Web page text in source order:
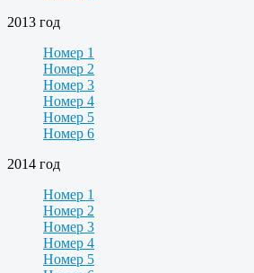
2013 год
Номер 1
Номер 2
Номер 3
Номер 4
Номер 5
Номер 6
2014 год
Номер 1
Номер 2
Номер 3
Номер 4
Номер 5